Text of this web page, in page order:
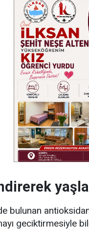
bulunan
geciktirmesiyle